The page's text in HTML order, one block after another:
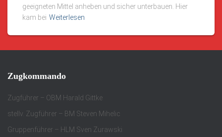
geeigneten Mittel anheben und sicher unterbauen. Hier
kam bei Weiterlesen
Zugkommando
Zugführer – OBM Harald Gittke
stellv. Zugführer – BM Steven Mihelic
Gruppenführer – HLM Sven Zurawski